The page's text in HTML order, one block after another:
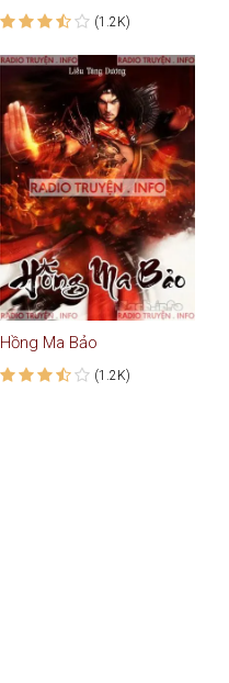
(1.2K)
Hồng Ma Bảo
(1.2K)